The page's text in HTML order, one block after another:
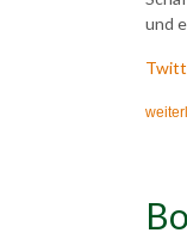
und